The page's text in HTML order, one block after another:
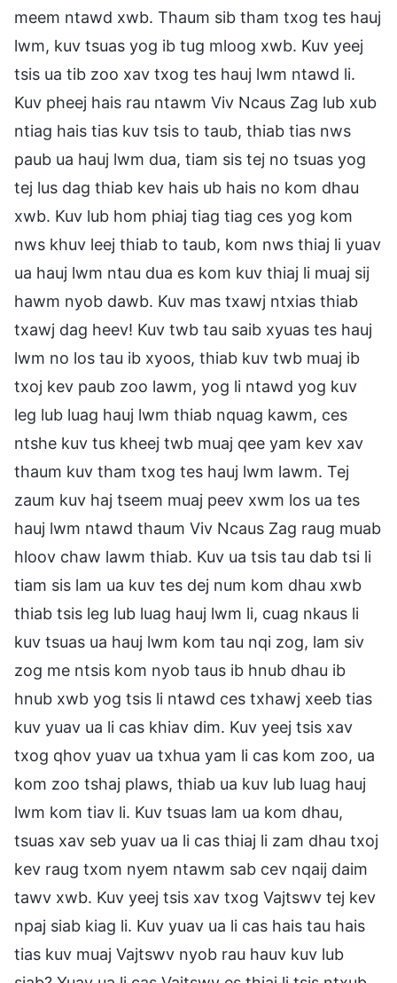
meem ntawd xwb. Thaum sib tham txog tes hauj
lwm, kuv tsuas yog ib tug mloog xwb. Kuv yeej
tsis ua tib zoo xav txog tes hauj lwm ntawd li.
Kuv pheej hais rau ntawm Viv Ncaus Zag lub xub
ntiag hais tias kuv tsis to taub, thiab tias nws
paub ua hauj lwm dua, tiam sis tej no tsuas yog
tej lus dag thiab kev hais ub hais no kom dhau
xwb. Kuv lub hom phiaj tiag tiag ces yog kom
nws khuv leej thiab to taub, kom nws thiaj li yuav
ua hauj lwm ntau dua es kom kuv thiaj li muaj sij
hawm nyob dawb. Kuv mas txawj ntxias thiab
txawj dag heev! Kuv twb tau saib xyuas tes hauj
lwm no los tau ib xyoos, thiab kuv twb muaj ib
txoj kev paub zoo lawm, yog li ntawd yog kuv
leg lub luag hauj lwm thiab nquag kawm, ces
ntshe kuv tus kheej twb muaj qee yam kev xav
thaum kuv tham txog tes hauj lwm lawm. Tej
zaum kuv haj tseem muaj peev xwm los ua tes
hauj lwm ntawd thaum Viv Ncaus Zag raug muab
hloov chaw lawm thiab. Kuv ua tsis tau dab tsi li
tiam sis lam ua kuv tes dej num kom dhau xwb
thiab tsis leg lub luag hauj lwm li, cuag nkaus li
kuv tsuas ua hauj lwm kom tau nqi zog, lam siv
zog me ntsis kom nyob taus ib hnub dhau ib
hnub xwb yog tsis li ntawd ces txhawj xeeb tias
kuv yuav ua li cas khiav dim. Kuv yeej tsis xav
txog qhov yuav ua txhua yam li cas kom zoo, ua
kom zoo tshaj plaws, thiab ua kuv lub luag hauj
lwm kom tiav li. Kuv tsuas lam ua kom dhau,
tsuas xav seb yuav ua li cas thiaj li zam dhau txoj
kev raug txom nyem ntawm sab cev nqaij daim
tawv xwb. Kuv yeej tsis xav txog Vajtswv tej kev
npaj siab kiag li. Kuv yuav ua li cas hais tau hais
tias kuv muaj Vajtswv nyob rau hauv kuv lub